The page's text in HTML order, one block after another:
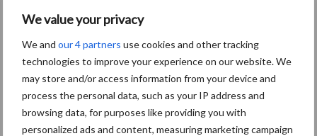
We value your privacy
We and our 4 partners use cookies and other tracking
technologies to improve your experience on our website. We
may store and/or access information from your device and
process the personal data, such as your IP address and
browsing data, for purposes like providing you with
personalized ads and content, measuring marketing campaign
Bescherming van
persoonsgegevens: grip op
de risico’s
Hervorming flexibele
arbeidscontracten kent
mitsen en maren